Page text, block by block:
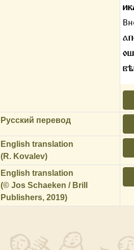
Русский перевод
English translation
(R. Kovalev)
English translation
(© Jos Schaeken / Brill
Publishers, 2019)